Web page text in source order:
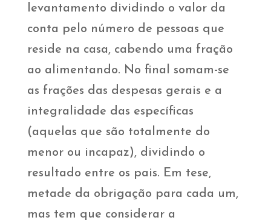
levantamento dividindo o valor da
conta pelo número de pessoas que
reside na casa, cabendo uma fração
ao alimentando. No final somam-se
as frações das despesas gerais e a
integralidade das específicas
(aquelas que são totalmente do
menor ou incapaz), dividindo o
resultado entre os pais. Em tese,
metade da obrigação para cada um,
mas tem que considerar a